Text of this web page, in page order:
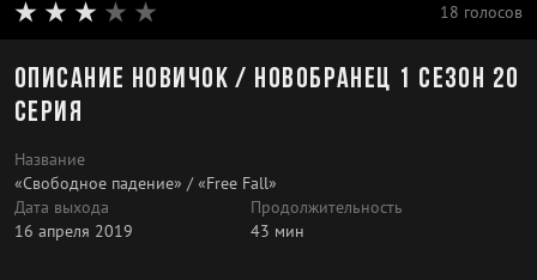
18 голосов
Описание Новичок / Новобранец 1 сезон 20
серия
Название
«Свободное падение» / «Free Fall»
Дата выхода
16 апреля 2019
Продолжительность
43 мин